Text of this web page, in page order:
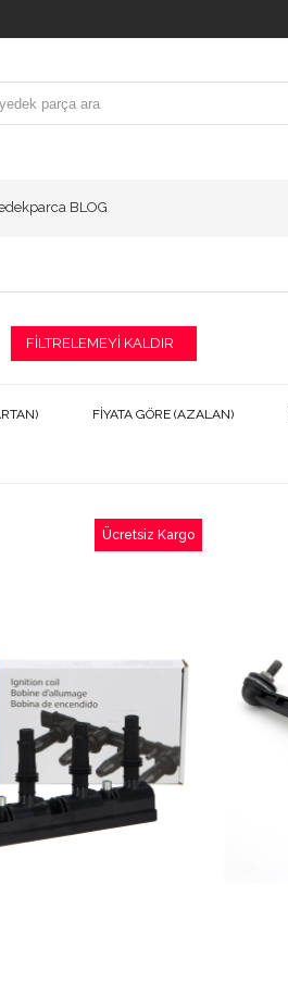
BLOG
FILTRELEMEYI KALDIR
FIYATA GÖRE (AZALAN)
Ücretsiz Kargo